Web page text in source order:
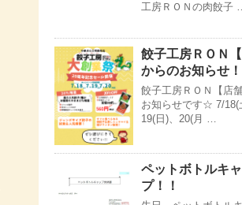
工房ＲＯＮの肉餃子
餃子工房ＲＯＮ【
からのお知らせ！
餃子工房ＲＯＮ【店
お知らせです☆ 7/18(
19(日)、20(月 …
ペットボトルキ
プ！！